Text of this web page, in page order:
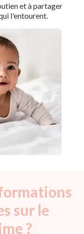
et à partager
l'entourent.
sur le
?